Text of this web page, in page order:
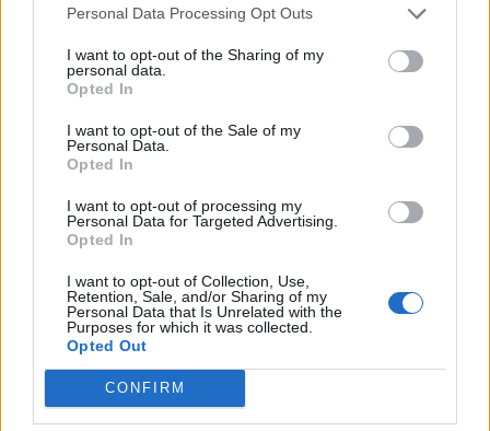
Personal Data Processing Opt Outs
I want to opt-out of the Sharing of my
personal data.
Opted In
I want to opt-out of the Sale of my
Personal Data.
Opted In
I want to opt-out of processing my
Personal Data for Targeted Advertising.
Opted In
I want to opt-out of Collection, Use,
Retention, Sale, and/or Sharing of my
Personal Data that Is Unrelated with the
Purposes for which it was collected.
Opted Out
CONFIRM
Ölets Dag är i full gång. I Grebbestad passade
semesterlediga gäster på att besöka det lokala
bryggeriet för en rundvandring.
Ölets Dag genomförs för sjätte året och cirka 25 olika
bryggerier genomför evenemang. Hos Grebbestad var det
rundvandringar varje halvtimma.